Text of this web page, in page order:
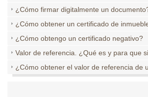
¿Cómo firmar digitalmente un
¿Cómo obtener un certificado de
¿Cómo obtengo un certificado negativo?
Valor de referencia. ¿Qué es y para que
¿Cómo obtener el valor de referencia de